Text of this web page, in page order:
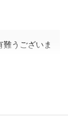
うございま